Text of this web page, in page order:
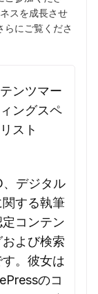
スを成長させ
らにご覧くださ
ンツマー
ングスペ
スト
デジタル
する執筆
コンテン
よび検索
。彼女は
のコ